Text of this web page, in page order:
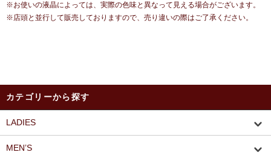
※お使いの液晶によっては、実際の色味と異なって見える場合がございます。
※店頭と並行して販売しておりますので、売り違いの際はご了承ください。
カテゴリーから探す
LADIES
MEN’S